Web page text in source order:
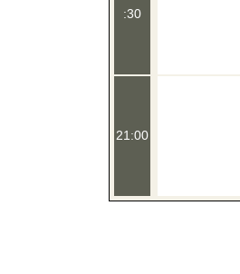
:30
21:00